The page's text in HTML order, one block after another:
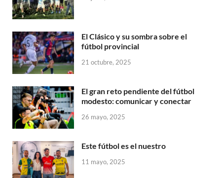
El Clásico y su sombra sobre el
fútbol provincial
21 octubre, 2025
El gran reto pendiente del fútbol
modesto: comunicar y conectar
26 mayo, 2025
Este fútbol es el nuestro
11 mayo, 2025